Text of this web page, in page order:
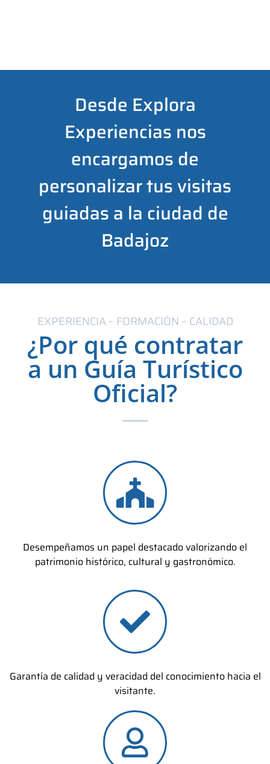
Desde Explora
Experiencias nos
encargamos de
personalizar tus visitas
guiadas a la ciudad de
Badajoz
EXPERIENCIA – FORMACIÓN – CALIDAD
¿Por qué contratar
a un Guía Turístico
Oficial?
Desempeñamos un papel destacado valorizando el
patrimonio histórico, cultural y gastronómico.
Garantía de calidad y veracidad del conocimiento hacia el
visitante.